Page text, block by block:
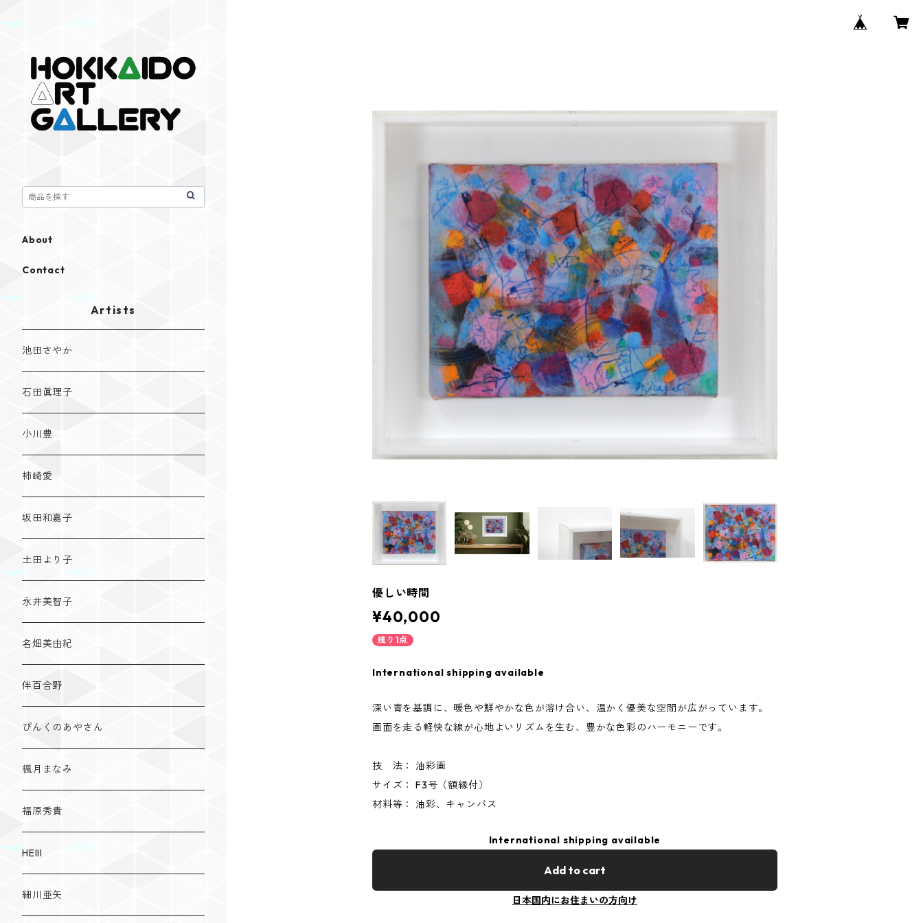
優しい時間
¥40,000
残り1点
International shipping available
深い青を基調に、暖色や鮮やかな色が溶け合い、温かく優美な空間が広がっています。
画面を走る軽快な線が心地よいリズムを生む、豊かな色彩のハーモニーです。
技 法： 油彩画
サイズ： F3号（額縁付）
材料等： 油彩、キャンバス
International shipping available
Add to cart
日本国内にお住まいの方向け
About
Contact
Artists
池田さやか
石田眞理子
小川豊
柿崎愛
坂田和嘉子
土田より子
永井美智子
名畑美由紀
伴百合野
ぴんくのあやさん
楓月まなみ
福原秀貴
HElll
細川亜矢